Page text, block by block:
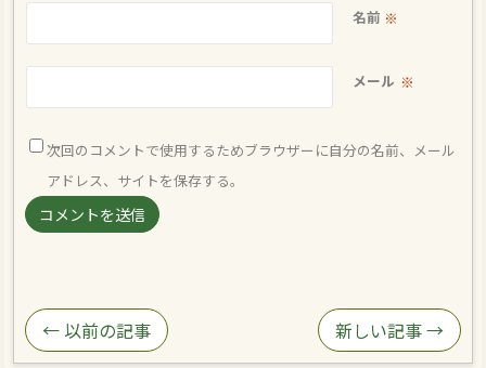
名前 ※
メール ※
次回のコメントで使用するためブラウザーに自分の名前、メール
アドレス、サイトを保存する。
← 以前の記事 新しい記事 →